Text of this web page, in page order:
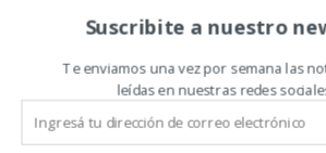
Louis Dreyfus
Biofilm
Suscribite a nuestro
Te enviamos una vez por semana las
leídas en nuestras redes